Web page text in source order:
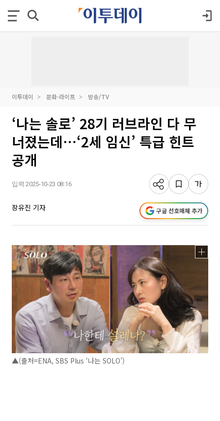
이투데이 문화·라이프 방송/TV
‘나는 솔로’ 28기 러브라인 다 무
너졌는데⋯‘2세 임신’ 특급 힌트
공개
입력 2025-10-23 08:16
장유진 기자 구글 선호매체 추가
▲(출처=ENA, SBS Plus ‘나는 SOLO’)